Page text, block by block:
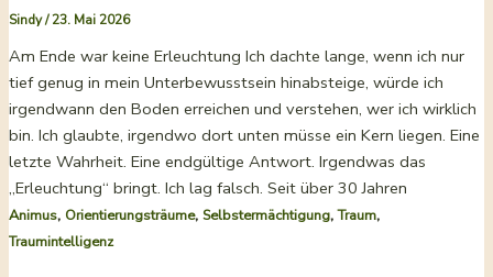
Sindy/23. Mai 2026
Am Ende war keine Erleuchtung Ich dachte lange, wenn ich nur
tief genug in mein Unterbewusstsein hinabsteige, würde ich
irgendwann den Boden erreichen und verstehen, wer ich wirklich
bin. Ich glaubte, irgendwo dort unten müsse ein Kern liegen. Eine
letzte Wahrheit. Eine endgültige Antwort. Irgendwas das
„Erleuchtung“ bringt. Ich lag falsch. Seit über 30 Jahren
Animus, Orientierungsträume, Selbstermächtigung,Traum,
Traumintelligenz